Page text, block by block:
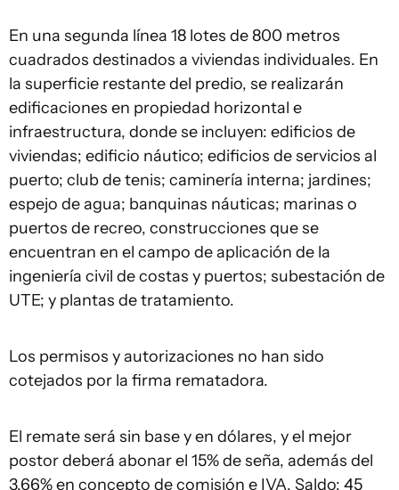
En una segunda línea 18 lotes de 800 metros
cuadrados destinados a viviendas individuales. En
la superficie restante del predio, se realizarán
edificaciones en propiedad horizontal e
infraestructura, donde se incluyen: edificios de
viviendas; edificio náutico; edificios de servicios al
puerto; club de tenis; caminería interna; jardines;
espejo de agua; banquinas náuticas; marinas o
puertos de recreo, construcciones que se
encuentran en el campo de aplicación de la
ingeniería civil de costas y puertos; subestación de
UTE; y plantas de tratamiento.
Los permisos y autorizaciones no han sido
cotejados por la firma rematadora.
El remate será sin base y en dólares, y el mejor
postor deberá abonar el 15% de seña, además del
3,66% en concepto de comisión e IVA. Saldo: 45